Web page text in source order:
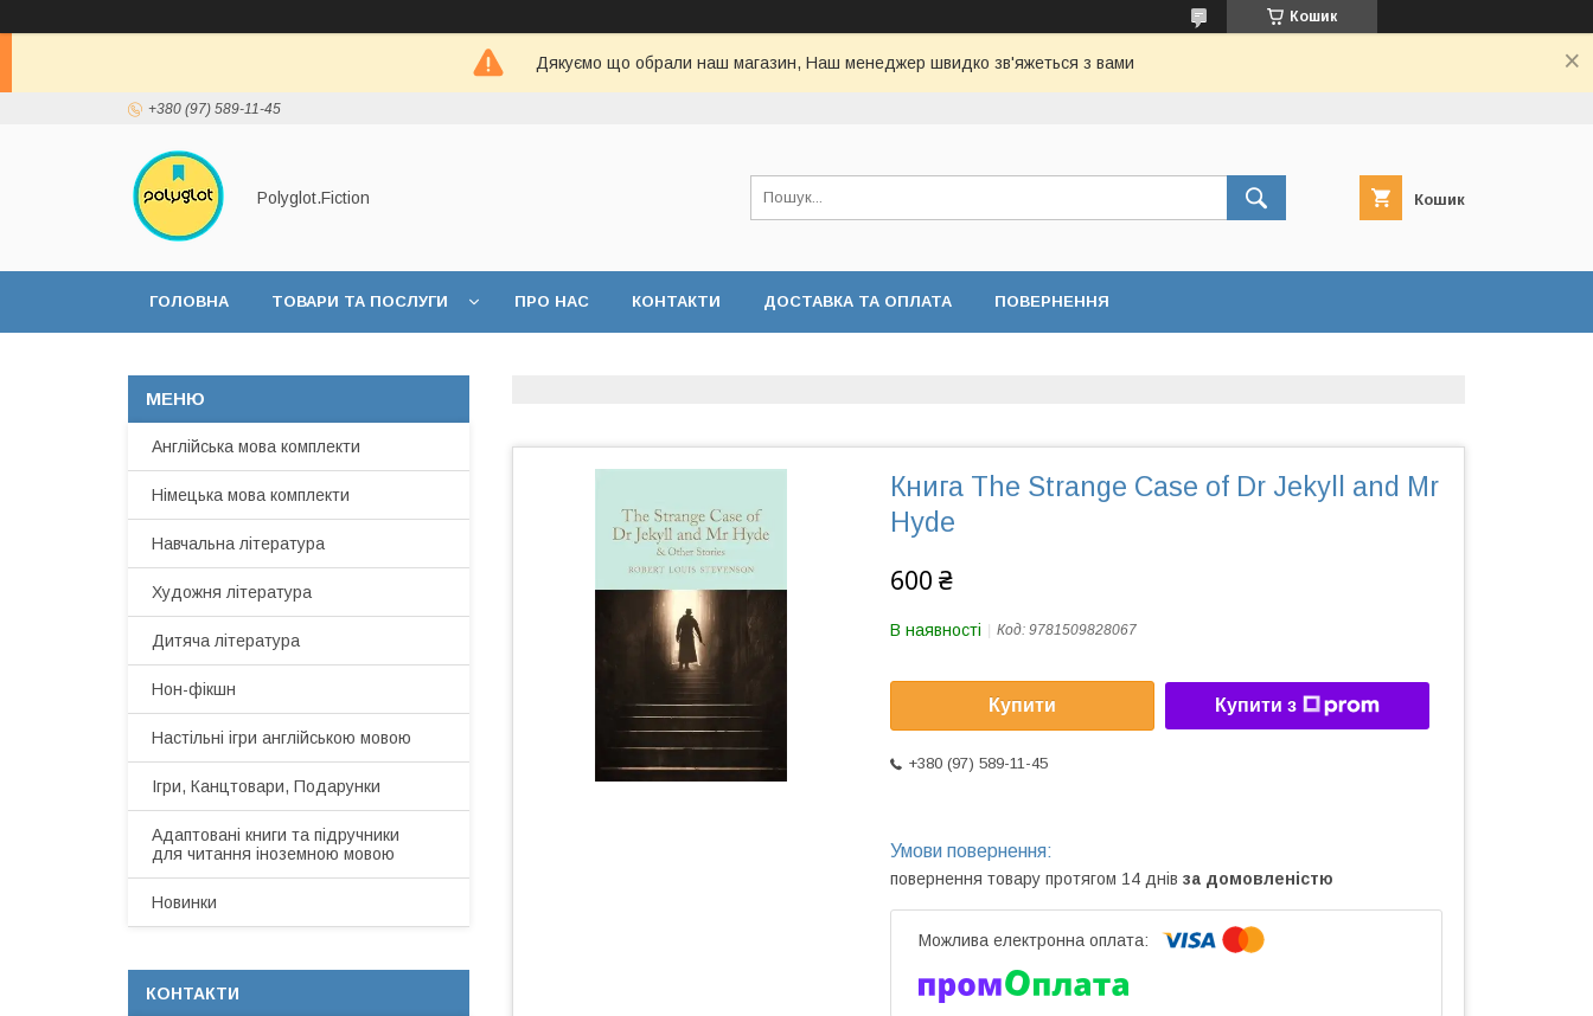
Кошик
Дякуємо що обрали наш магазин, Наш менеджер швидко зв'яжеться з вами
+380 (97) 589-11-45
Polyglot.Fiction Кошик
ГОЛОВНА ТОВАРИ ТА ПОСЛУГИ ПРО НАС КОНТАКТИ ДОСТАВКА ТА ОПЛАТА ПОВЕРНЕННЯ
Книга The Strange Case of Dr Jekyll and Mr
Hyde
600 ₴
В наявності Код: 9781509828067
Купити Купити з
+380 (97) 589-11-45
повернення товару протягом 14 днів за домовленістю
Англійська мова комплекти
Німецька мова комплекти
Навчальна література
Художня література
Дитяча література
Нон-фікшн
Настільні ігри англійською мовою
Ігри, Канцтовари, Подарунки
Адаптовані книги та підручники
для читання іноземною мовою
Новинки
КОНТАКТИ